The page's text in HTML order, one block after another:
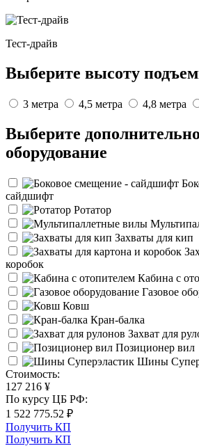
Тест-драйв
Выберите высоту
3 метра 4,5 метра 4,8 метра
Выберите
оборудование
сайдшифт
Ротатор
Захваты для кип
коробок
Кабина с
Газовое
Ковш
Кран-балка
Захват для
Позиционер вил
Шины
Cтоимость:
127 216 ¥
По курсу ЦБ РФ:
1 522 775.52 ₽
Получить КП
Получить КП